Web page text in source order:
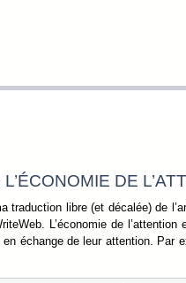
DE
traduction libre (et décalée) de
L’économie de
échange de leur attention. Par